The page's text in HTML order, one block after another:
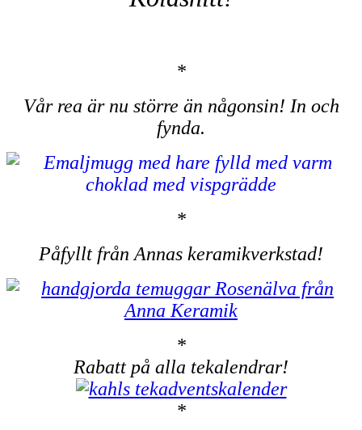
*
Vår rea är nu större än någonsin! In och
fynda.
*
Påfyllt från Annas keramikverkstad!
*
Rabatt på alla tekalendrar!
*